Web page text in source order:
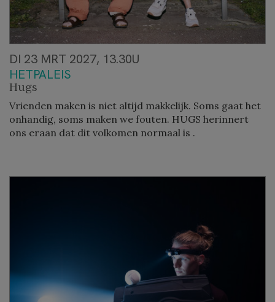
DI 23 MRT 2027, 13.30U
HETPALEIS
Hugs
Vrienden maken is niet altijd makkelijk. Soms gaat het
onhandig, soms maken we fouten. HUGS herinnert
ons eraan dat dit volkomen normaal is .